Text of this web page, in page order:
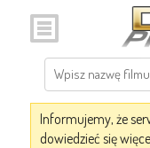
Informujemy, że
dowiedzieć się